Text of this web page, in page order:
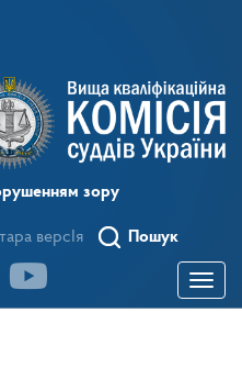
зору
версІя Пошук
Toggle